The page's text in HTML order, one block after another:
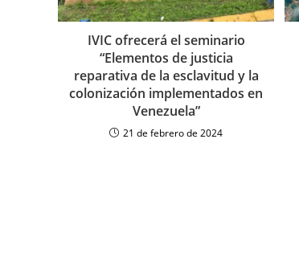
IVIC ofrecerá el seminario
“Elementos de justicia
reparativa de la esclavitud y la
colonización implementados en
Venezuela”
21 de febrero de 2024